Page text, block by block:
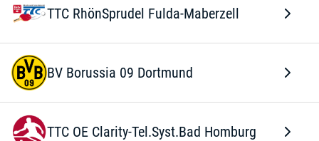
TTC RhönSprudel Fulda-Maberzell
BV Borussia 09 Dortmund
TTC OE Clarity-Tel.Syst.Bad Homburg